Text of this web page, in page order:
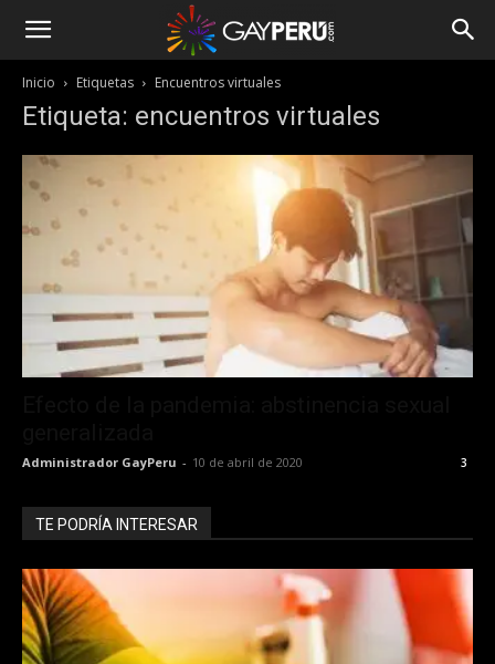
Inicio Etiquetas Encuentros virtuales
Etiqueta: encuentros virtuales
Administrador GayPeru - 10 de abril de 2020 3
TE PODRÍA INTERESAR